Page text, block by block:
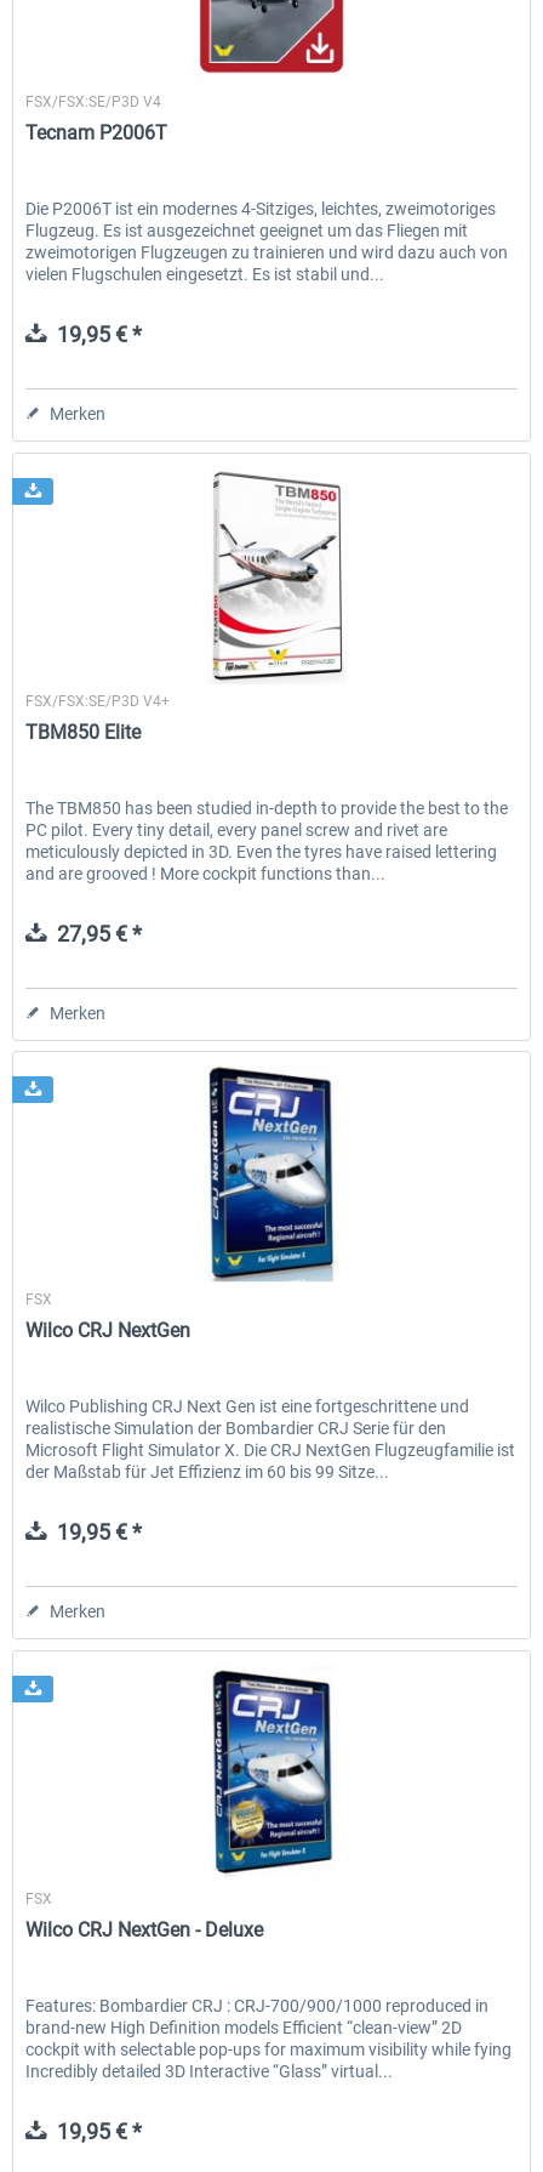
Wilco Publishing
FSX/FSX:SE/P3D V4
Tecnam P2006T
Die P2006T ist ein modernes 4-Sitziges, leichtes, zweimotoriges
Flugzeug. Es ist ausgezeichnet geeignet um das Fliegen mit
zweimotorigen Flugzeugen zu trainieren und wird dazu auch von
vielen Flugschulen eingesetzt. Es ist stabil und...
19,95 € *
Merken
Wilco Publishing
FSX/FSX:SE/P3D V4+
TBM850 Elite
The TBM850 has been studied in-depth to provide the best to the
PC pilot. Every tiny detail, every panel screw and rivet are
meticulously depicted in 3D. Even the tyres have raised lettering
and are grooved ! More cockpit functions than...
27,95 € *
Merken
Wilco Publishing
FSX
Wilco CRJ NextGen
Wilco Publishing CRJ Next Gen ist eine fortgeschrittene und
realistische Simulation der Bombardier CRJ Serie für den
Microsoft Flight Simulator X. Die CRJ NextGen Flugzeugfamilie ist
der Maßstab für Jet Effizienz im 60 bis 99 Sitze...
19,95 € *
Merken
Wilco Publishing
FSX
Wilco CRJ NextGen - Deluxe
Features: Bombardier CRJ : CRJ-700/900/1000 reproduced in
brand-new High Definition models Efficient “clean-view” 2D
cockpit with selectable pop-ups for maximum visibility while fying
Incredibly detailed 3D Interactive “Glass” virtual...
19,95 € *